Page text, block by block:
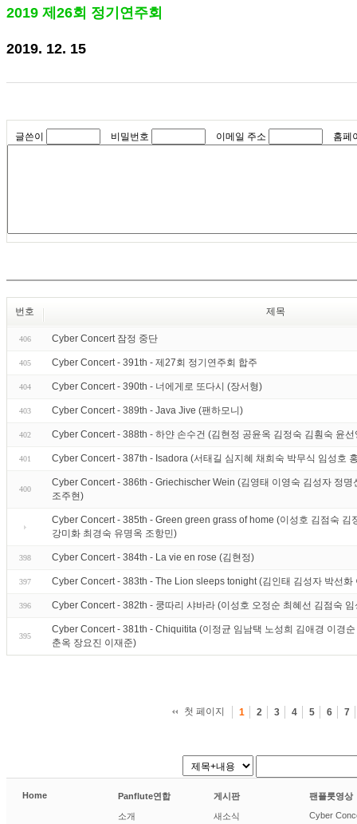
2019 제26회 정기연주회
2019. 12. 15
글쓴이 비밀번호 이메일 주소 홈페
번호 제목
406 Cyber Concert 잠정 중단
405 Cyber Concert - 391th - 제27회 정기연주회 합주
404 Cyber Concert - 390th - 너에게로 또다시 (장서형)
403 Cyber Concert - 389th - Java Jive (팬하모니)
402 Cyber Concert - 388th - 하얀 손수건 (김현정 공윤옥 김정숙 김훤숙 윤
401 Cyber Concert - 387th - Isadora (서태길 심지혜 채희숙 박무식 임성호
400
Cyber Concert - 386th - Griechischer Wein (김영태 이영숙 김성자 정명
조주현)
Cyber Concert - 385th - Green green grass of home (이성호 김점숙 김
강미화 최경숙 유명옥 조항민)
398 Cyber Concert - 384th - La vie en rose (김현정)
397 Cyber Concert - 383th - The Lion sleeps tonight (김인태 김성자 박선화
396 Cyber Concert - 382th - 쿵따리 샤바라 (이성호 오정순 최혜선 김점숙
395
Cyber Concert - 381th - Chiquitita (이정균 임남택 노성희 김애경 이경
춘옥 장요진 이재준)
첫 페이지 1 2 3 4 5 6 7
Home Panflute연합
소개
게시판
새소식
팬플룻영상
Cyber